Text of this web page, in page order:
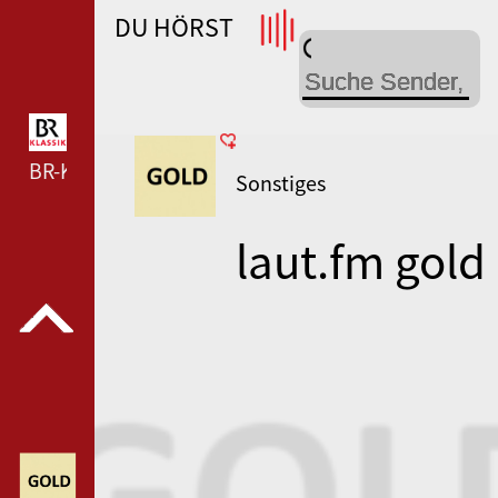
WDR 4 --- WDR 4 ---
BR-KLASSIK --- BR-KLASSIK ---
DU HÖRST
Sonstiges
laut.fm gold